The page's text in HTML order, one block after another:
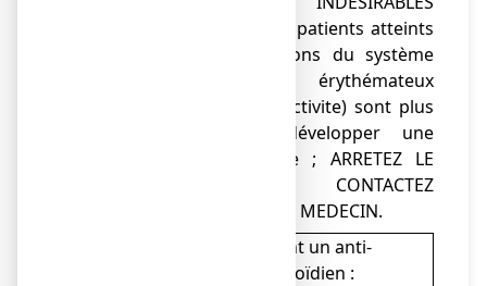
EVENTUELS ? »). Les patients atteints
de certaines affections du système
immunitaire (lupus érythémateux
disséminé ou connectivite) sont plus
susceptibles de développer une
méningite aseptique ; ARRETEZ LE
TRAITEMENT ET CONTACTEZ
IMMEDIATEMENT UN MEDECIN.
Ce médicament contient un anti-
inflammatoire non stéroïdien :